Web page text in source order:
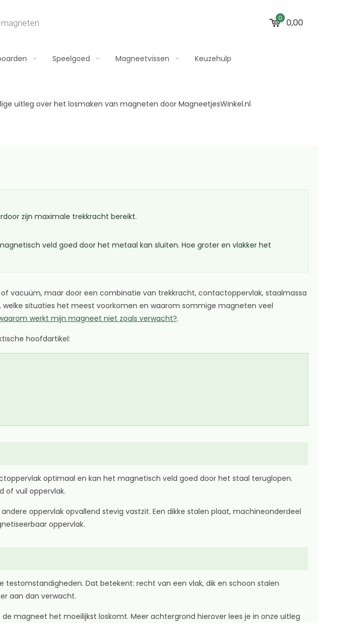
0 0,00
Speelgoed Magneetvissen Keuzehulp
zijn maximale trekkracht bereikt.
veld goed door het metaal kan sluiten. Hoe groter en vlakker het
vacuüm, maar door een combinatie van trekkracht, contactoppervlak, staalmassa
situaties het meest voorkomen en waarom sommige magneten veel
werkt mijn magneet niet zoals verwacht?.
hoofdartikel:
optimaal en kan het magnetisch veld goed door het staal teruglopen.
of vuil oppervlak.
oppervlak opvallend stevig vastzit. Een dikke stalen plaat, machineonderdeel
oppervlak.
Dat betekent: recht van een vlak, dik en schoon stalen
aan dan verwacht.
magneet het moeilijkst loskomt. Meer achtergrond hierover lees je in onze uitleg